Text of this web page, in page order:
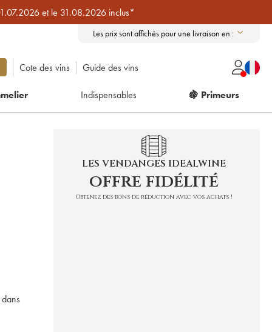
et le 31.08.2026 inclus*
Les prix sont affichés pour une livraison en :
Cote des vins Guide des vins
Indispensables 🍇 Primeurs
LES VENDANGES IDEALWINE
offre fidélité
Obtenez des bons de réduction avec vos achats !